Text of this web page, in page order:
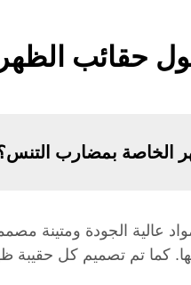
حول حقائب
الخاصة بمضارب
عالية الجودة ومتينة
كما تم تصميم كل حقيبة